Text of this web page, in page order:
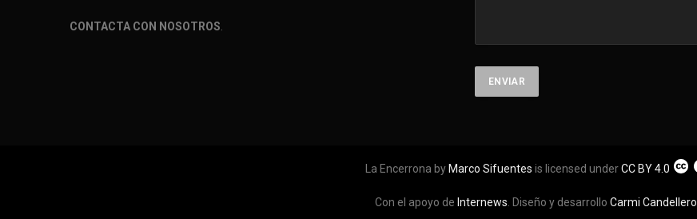
CONTACTA CON NOSOTROS
La Encerrona by Marco Sifuentes is licensed underCC BY 4.0
Con el apoyo de Internews . Diseño y desarrollo Carmi Candellero